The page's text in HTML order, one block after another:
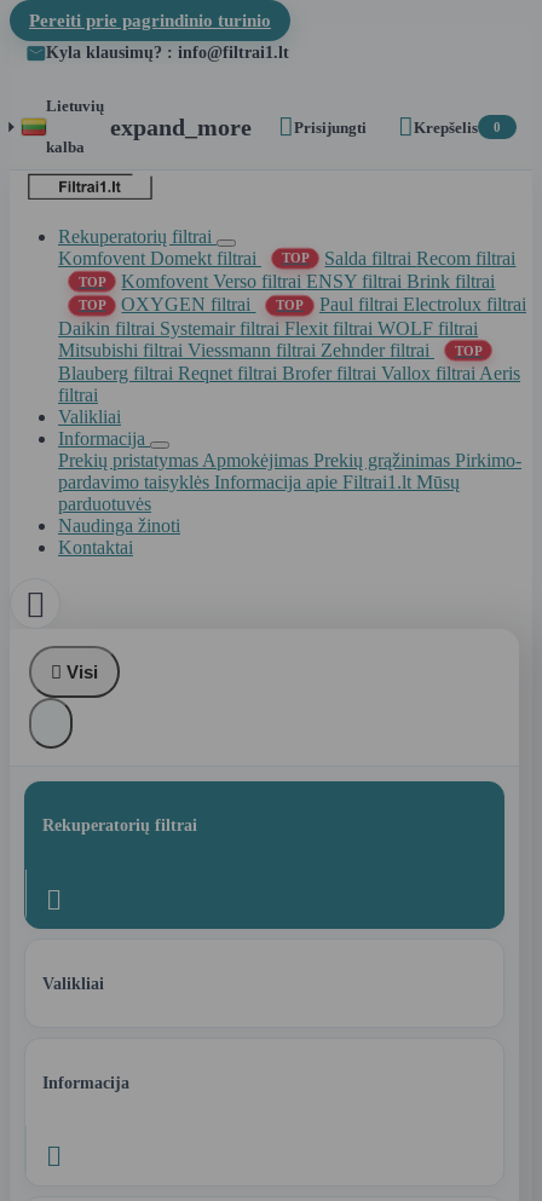
Pereiti prie pagrindinio turinio
Kyla klausimų? : info@filtrai1.lt
Lietuvių
kalba
expand_more Prisijungti Krepšelis 0
Rekuperatorių filtrai
Komfovent Domekt filtrai
TOP Salda filtraiRecom filtrai
TOP Komfovent Verso filtraiENSY filtraiBrink filtrai
TOP OXYGEN filtrai TOP Paul filtrai Electrolux filtrai
Daikin filtrai Systemair filtrai Flexit filtrai WOLF filtrai
Mitsubishi filtrai Viessmann filtrai Zehnder filtrai TOP
Blauberg filtrai Reqnet filtrai Brofer filtrai Vallox filtrai Aeris
filtrai
Valikliai
Informacija
Prekių pristatymas Apmokėjimas Prekių grąžinimas Pirkimo-
pardavimo taisyklės Informacija apie Filtrai1.lt Mūsų
parduotuvės
Naudinga žinoti
Kontaktai

 Visi
Rekuperatorių filtrai

Valikliai
Informacija
